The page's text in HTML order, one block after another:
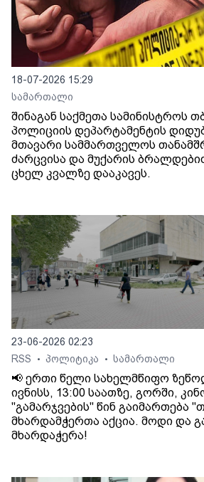
18-07-2026 15:29
სამართალი
შინაგან საქმეთა სამინისტროს
პოლიციის დეპარტამენტის
მთავარი სამმართველოს
ძარცვისა და მუქარის
ცხელ კვალზე დააკავეს.
23-06-2026 02:23
RSS
• პოლიტიკა • სამართალი
📢 ერთი წელი სახელმწიფო
ივნისს, 13:00 საათზე, გორში,
"გამარჯვების" წინ გაიმართება
მხარდამჭერთა აქცია. მოდი და
მხარდაჭერა!